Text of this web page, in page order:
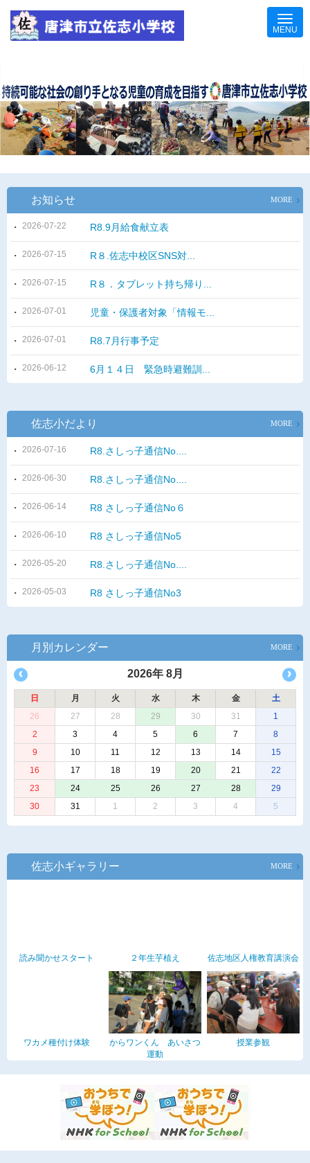
お知らせ MORE
2026-07-22 R8.9月給食献立表
2026-07-15 R８.佐志中校区SNS対...
2026-07-15 R８．タブレット持ち帰り...
2026-07-01 児童・保護者対象「情報モ...
2026-07-01 R8.7月行事予定
2026-06-12 6月１４日 緊急時避難訓...
佐志小だより MORE
2026-07-16 R8.さしっ子通信No....
2026-06-30 R8.さしっ子通信No....
2026-06-14 R8 さしっ子通信No６
2026-06-10 R8 さしっ子通信No5
2026-05-20 R8.さしっ子通信No....
2026-05-03 R8 さしっ子通信No3
月別カレンダー MORE
2026年 8月
日 月 火 水 木 金
土
26
27 28 29 30 31
1
2
3 4 5 6 7
8
9
10 11 12 13 14
15
16
17 18 19 20 21
22
23
24 25 26 27 28
29
30
31 1 2 3 4 5
佐志小ギャラリー MORE
読み聞かせスタート ２年生芋植え 佐志地区人権教育講演会
ワカメ種付け体験
からワンくん あいさつ
運動
授業参観